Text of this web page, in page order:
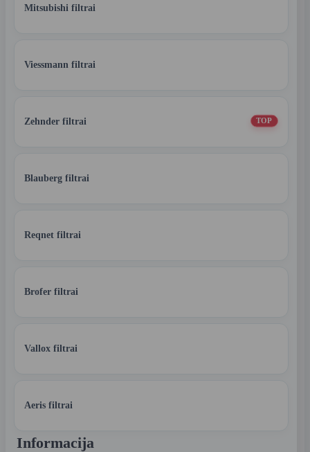
Mitsubishi filtrai
Viessmann filtrai
Zehnder filtrai TOP
Blauberg filtrai
Reqnet filtrai
Brofer filtrai
Vallox filtrai
Aeris filtrai
Informacija